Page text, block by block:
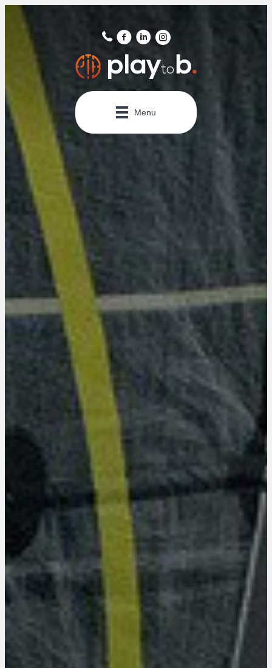
Panneau de gestion des cookies
Menu